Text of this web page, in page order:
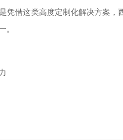
凭借这类高度定制化解决方案
。